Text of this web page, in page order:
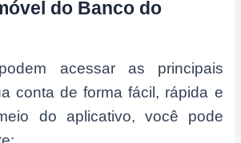
do Banco do
acessar as principais
conta de forma fácil, rápida e
do aplicativo, você pode